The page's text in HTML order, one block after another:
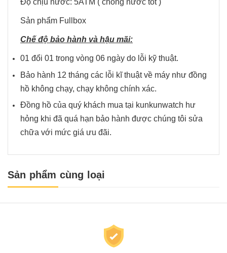
Độ chịu nước: 5ATM ( chống nước tốt )
Sản phẩm Fullbox
Chế độ bảo hành và hậu mãi:
01 đổi 01 trong vòng 06 ngày do lỗi kỹ thuật.
Bảo hành 12 tháng các lỗi kĩ thuật về máy như đồng
hồ không chạy, chạy không chính xác.
Đồng hồ của quý khách mua tại kunkunwatch hư
hỏng khi đã quá hạn bảo hành được chúng tôi sửa
chữa với mức giá ưu đãi.
Sản phẩm cùng loại